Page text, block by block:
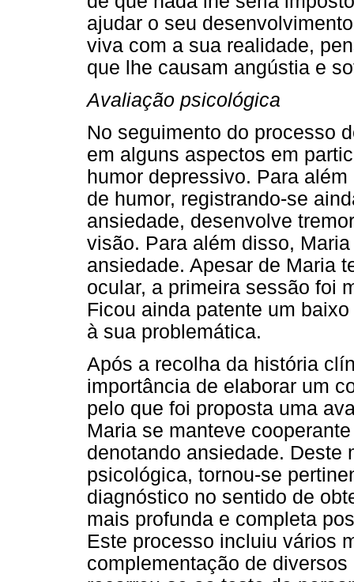
ajudar o seu
viva com a sua realidade,
que lhe causam angústia e
Avaliação psicológica
No seguimento do processo
em alguns aspectos em
humor depressivo. Para
de humor, registrando-se
ansiedade, desenvolve
visão. Para além disso,
ansiedade. Apesar de Maria
ocular, a primeira sessão foi
Ficou ainda patente um
à sua problemática.
Após a recolha da história
importância de elaborar um
pelo que foi proposta uma
Maria se manteve
denotando ansiedade. Deste
psicológica, tornou-se
diagnóstico no sentido de
mais profunda e completa
Este processo incluiu vários
complementação de